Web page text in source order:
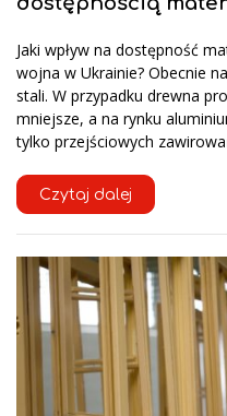
Jaki wpływ na dostępność
wojna w Ukrainie? Obecnie
stali. W przypadku drewna
mniejsze, a na rynku
tylko przejściowych
Czytaj dalej